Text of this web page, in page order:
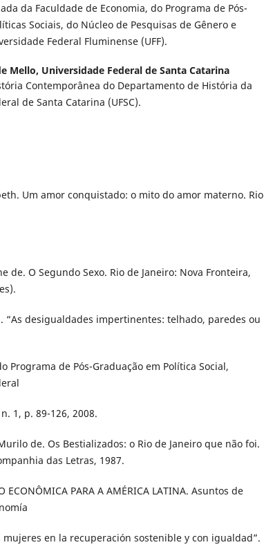
da Faculdade de Economia, do Programa de Pós-
Sociais, do Núcleo de Pesquisas de Gênero e
Federal Fluminense (UFF).
Mello, Universidade Federal de Santa Catarina
Contemporânea do Departamento de História da
de Santa Catarina (UFSC).
Um amor conquistado: o mito do amor materno. Rio
de. O Segundo Sexo. Rio de Janeiro: Nova Fronteira,
“As desigualdades impertinentes: telhado, paredes ou
Programa de Pós-Graduação em Política Social,
1, p. 89-126, 2008.
Murilo de. Os Bestializados: o Rio de Janeiro que não foi.
das Letras, 1987.
ECONÔMICA PARA A AMÉRICA LATINA. Asuntos de
mujeres en la recuperación sostenible y con igualdad”.